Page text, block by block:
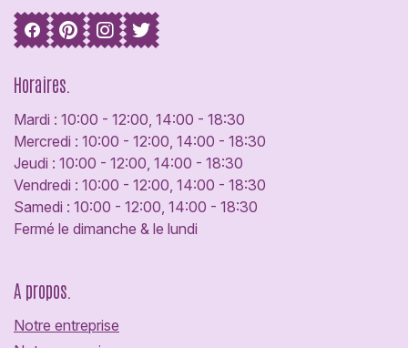
Horaires.
Mardi : 10:00 - 12:00, 14:00 - 18:30
Mercredi : 10:00 - 12:00, 14:00 - 18:30
Jeudi : 10:00 - 12:00, 14:00 - 18:30
Vendredi : 10:00 - 12:00, 14:00 - 18:30
Samedi : 10:00 - 12:00, 14:00 - 18:30
Fermé le dimanche & le lundi
A propos.
Notre entreprise